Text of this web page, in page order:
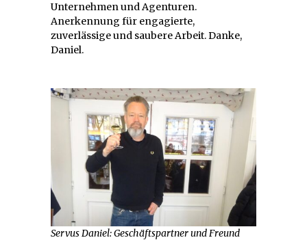
Unternehmen und Agenturen.
Anerkennung für engagierte,
zuverlässige und saubere Arbeit. Danke,
Daniel.
Servus Daniel: Geschäftspartner und Freund